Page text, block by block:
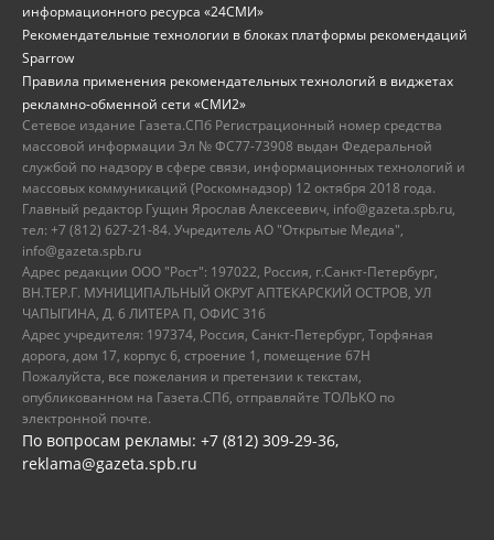
информационного ресурса «24СМИ»
Рекомендательные технологии в блоках платформы рекомендаций
Sparrow
Правила применения рекомендательных технологий в виджетах
рекламно-обменной сети «СМИ2»
Сетевое издание Газета.СПб Регистрационный номер средства
массовой информации Эл № ФС77-73908 выдан Федеральной
службой по надзору в сфере связи, информационных технологий и
массовых коммуникаций (Роскомнадзор) 12 октября 2018 года.
Главный редактор Гущин Ярослав Алексеевич, info@gazeta.spb.ru,
тел: +7 (812) 627-21-84. Учредитель АО "Открытые Медиа",
info@gazeta.spb.ru
Адрес редакции ООО "Рост": 197022, Россия, г.Санкт-Петербург,
ВН.ТЕР.Г. МУНИЦИПАЛЬНЫЙ ОКРУГ АПТЕКАРСКИЙ ОСТРОВ, УЛ
ЧАПЫГИНА, Д. 6 ЛИТЕРА П, ОФИС 316
Адрес учредителя: 197374, Россия, Санкт-Петербург, Торфяная
дорога, дом 17, корпус 6, строение 1, помещение 67Н
Пожалуйста, все пожелания и претензии к текстам,
опубликованном на Газета.СПб, отправляйте ТОЛЬКО по
электронной почте.
По вопросам рекламы: +7 (812) 309-29-36,
reklama@gazeta.spb.ru